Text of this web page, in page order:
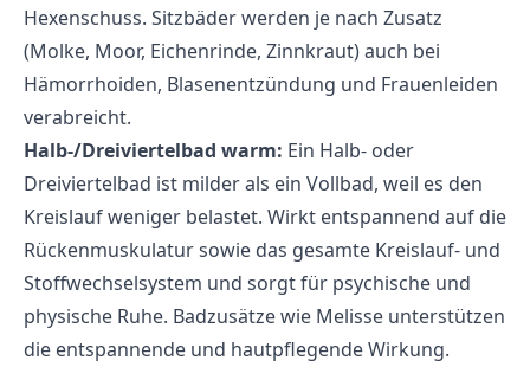
Hexenschuss. Sitzbäder werden je nach Zusatz
(Molke, Moor, Eichenrinde, Zinnkraut) auch bei
Hämorrhoiden, Blasenentzündung und Frauenleiden
verabreicht.
Halb-/Dreiviertelbad warm: Ein Halb- oder
Dreiviertelbad ist milder als ein Vollbad, weil es den
Kreislauf weniger belastet. Wirkt entspannend auf die
Rückenmuskulatur sowie das gesamte Kreislauf- und
Stoffwechselsystem und sorgt für psychische und
physische Ruhe. Badzusätze wie Melisse unterstützen
die entspannende und hautpflegende Wirkung.